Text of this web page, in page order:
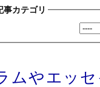
事カテゴリ
ムやエッ